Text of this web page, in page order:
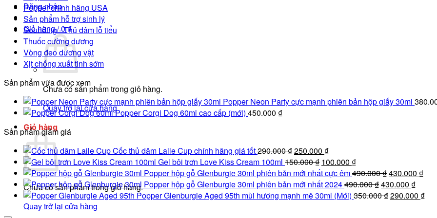
Đăng nhập
Giỏ hàng /0₫
Chưa có sản phẩm trong giỏ hàng.
Quay trở lại cửa hàng
Giỏ hàng
Chưa có sản phẩm trong giỏ hàng.
Quay trở lại cửa hàng
Popper chính hãng USA
Sản phẩm hỗ trợ sinh lý
Sounding - Thủ dâm lỗ tiểu
Thuốc cường dương
Vòng đeo dương vật
Xịt chống xuất tinh sớm
Sản phẩm vừa được xem
Popper Neon Party cực mạnh phiên bản hộp giấy 30ml
Popper Corgi Dog 60ml cao cấp (mới) 450.000 ₫
Sản phẩm giảm giá
Cốc thủ dâm Laile Cup chính hãng giá tốt290.000₫Giá
gốc
là:
290.000 ₫.
250.000 ₫Giá
hiện
tại
là:
250.000 ₫.
Gel bôi trơn Love Kiss Cream 100ml 150.000₫ Giá
gốc
là:
150.000 ₫.
100.000 ₫Giá
hiện
tại
là:
Popper hộp gỗ Glenburgie 30ml phiên bản mới nhất cực êm490.000₫Giá
gốc
là:
430.000 ₫Giá
tại
Popper hộp gỗ Glenburgie 30ml phiên bản mới nhất 2024490.000₫Giá
gốc
430.000 ₫Giá
hiện
Popper Glenburgie Aged 95th mùi hương mạnh mẽ 30ml (Mới) 350.000₫Giá
290.000 ₫Giá